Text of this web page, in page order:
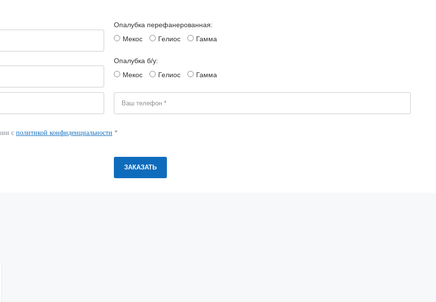
Опалубка перефанерованная:
Мекос
Гелиос Гамма
Опалубка б/у:
Мекос
Гелиос Гамма
с политикой конфиденциальности *